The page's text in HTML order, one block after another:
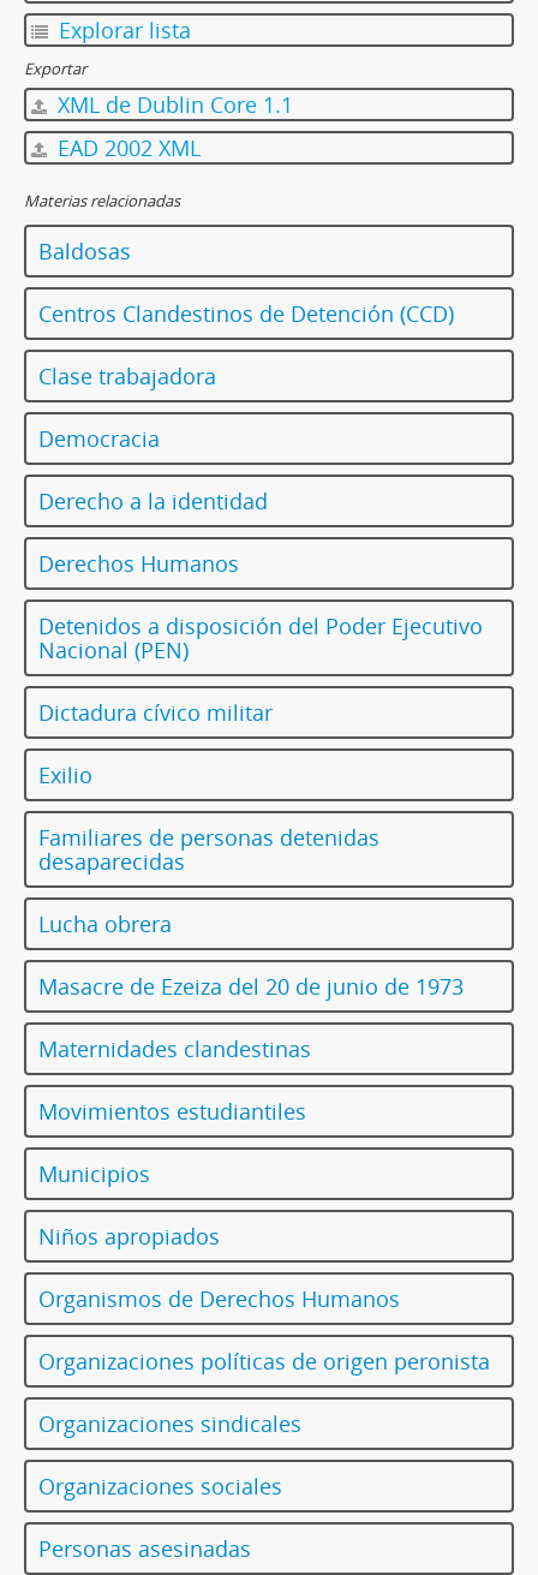
Explorar lista
Exportar
XML de Dublin Core 1.1
EAD 2002 XML
Materias relacionadas
Baldosas
Centros Clandestinos de Detención (CCD)
Clase trabajadora
Democracia
Derecho a la identidad
Derechos Humanos
Detenidos a disposición del Poder Ejecutivo
Nacional (PEN)
Dictadura cívico militar
Exilio
Familiares de personas detenidas
desaparecidas
Lucha obrera
Masacre de Ezeiza del 20 de junio de 1973
Maternidades clandestinas
Movimientos estudiantiles
Municipios
Niños apropiados
Organismos de Derechos Humanos
Organizaciones políticas de origen peronista
Organizaciones sindicales
Organizaciones sociales
Personas asesinadas